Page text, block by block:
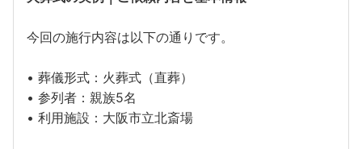
今回の施行内容は以下の通りです。
• 葬儀形式：火葬式（直葬）
• 参列者：親族5名
• 利用施設：大阪市立北斎場